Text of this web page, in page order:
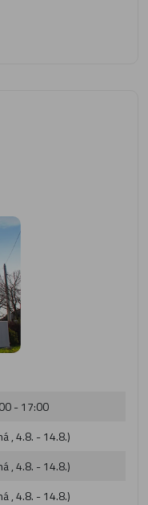
- 17:00
, 4.8. - 14.8.)
, 4.8. - 14.8.)
, 4.8. - 14.8.)